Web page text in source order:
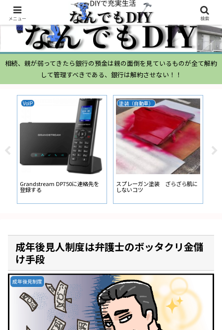
相続、親が弱ってきたら銀行の預金は親の面倒を見ているものが全て解約
して管理すべきである、銀行は解約させない！！
VoIP
Grandstream DP750に連絡先を
登録する
塗装（自動車）
スプレーガン塗装 ざらざら肌に
しないコツ
ム
成年後見人制度は弁護士のボッタクリ金儲
け手段
成年後見制度
メニュー 検索